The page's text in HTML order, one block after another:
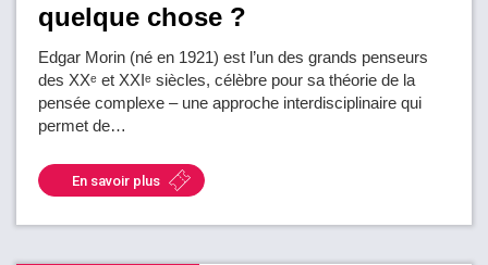
quelque chose ?
Edgar Morin (né en 1921) est l’un des grands penseurs
des XXᵉ et XXIᵉ siècles, célèbre pour sa théorie de la
pensée complexe – une approche interdisciplinaire qui
permet de…
En savoir plus